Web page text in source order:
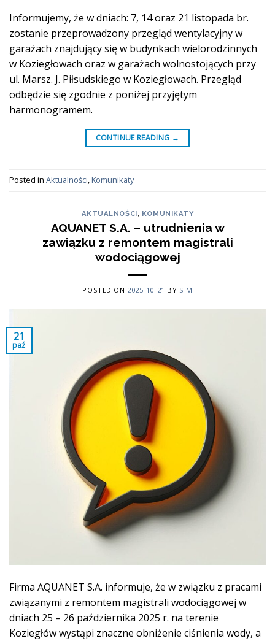
Informujemy, że w dniach: 7, 14 oraz 21 listopada br.
zostanie przeprowadzony przegląd wentylacyjny w
garażach znajdujący się w budynkach wielorodzinnych
w Koziegłowach oraz w garażach wolnostojących przy
ul. Marsz. J. Piłsudskiego w Koziegłowach. Przegląd
odbędzie się zgodnie z poniżej przyjętym
harmonogramem.
CONTINUE READING →
Posted in Aktualności,Komunikaty
AKTUALNOŚCI, KOMUNIKATY
AQUANET S.A. – utrudnienia w
zawiązku z remontem magistrali
wodociągowej
POSTED ON 2025-10-21 BY S M
21
paź
Firma AQUANET S.A. informuje, że w związku z pracami
związanymi z remontem magistrali wodociągowej w
dniach 25 – 26 października 2025 r. na terenie
Koziegłów wystąpi znaczne obniżenie ciśnienia wody, a